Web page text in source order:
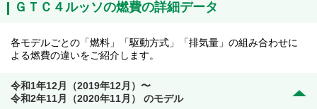
ＧＴＣ４ルッソの燃費の詳細データ
各モデルごとの「燃料」「駆動方式」「排気量」の組み合わせに
よる燃費の違いをご紹介します。
令和1年12月（2019年12月）〜
令和2年11月（2020年11月） のモデル